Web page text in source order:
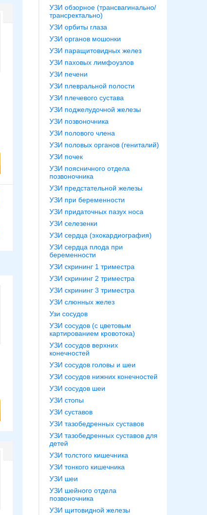
УЗИ обзорное (трансвагинально/
трансректально)
УЗИ орбиты глаза
УЗИ органов мошонки
УЗИ паращитовидных желез
УЗИ паховых лимфоузлов
УЗИ печени
УЗИ плевральной полости
УЗИ плечевого сустава
УЗИ поджелудочной железы
УЗИ позвоночника
УЗИ полового члена
УЗИ половых органов (гениталий)
УЗИ почек
УЗИ поясничного отдела
позвоночника
УЗИ предстательной железы
УЗИ при беременности
УЗИ придаточных пазух носа
УЗИ селезенки
УЗИ сердца (эхокардиография)
УЗИ сердца плода при
беременности
УЗИ скрининг 1 триместра
УЗИ скрининг 2 триместра
УЗИ скрининг 3 триместра
УЗИ слюнных желез
Узи сосудов
УЗИ сосудов (с цветовым
картированием кровотока)
УЗИ сосудов верхних
конечностей
УЗИ сосудов головы и шеи
УЗИ сосудов нижних конечностей
УЗИ сосудов шеи
УЗИ стопы
УЗИ суставов
УЗИ тазобедренных суставов
УЗИ тазобедренных суставов для
детей
УЗИ толстого кишечника
УЗИ тонкого кишечника
УЗИ шеи
УЗИ шейного отдела
позвоночника
УЗИ щитовидной железы